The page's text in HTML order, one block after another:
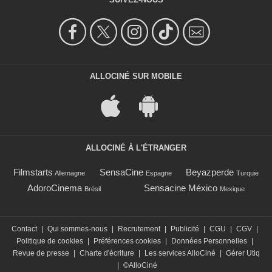
ALLOCINÉ SUR MOBILE
ALLOCINÉ À L'ÉTRANGER
Filmstarts Allemagne SensaCine Espagne Beyazperde Turquie
AdoroCinema Brésil Sensacine México Mexique
Contact | Qui sommes-nous | Recrutement | Publicité | CGU | CGV |
Politique de cookies | Préférences cookies | Données Personnelles |
Revue de presse
| Charte d'écriture | Les services AlloCiné | Gérer Utiq
| ©AlloCiné